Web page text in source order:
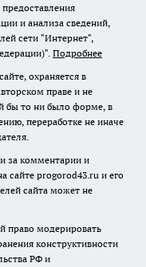
и анализа сведений,
сети "Интернет",
Подробнее
охраняется в
праве и не
бы то ни было форме, в
переработке не иначе
за комментарии и
сайте progorod43.ru и его
сайта может не
право модерировать
конструктивности
РФ и